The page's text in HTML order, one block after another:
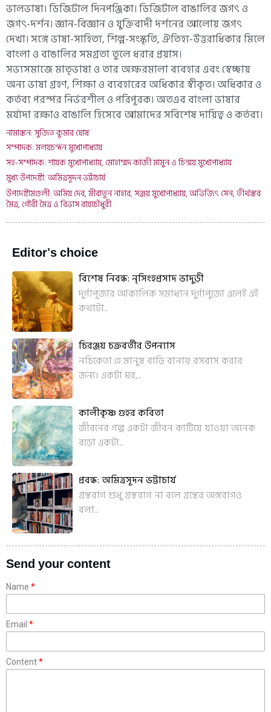
ভালভাষা। ডিজিটাল দিনপঞ্জিকা। ডিজিটাল বাঙালির জগৎ ও
জগৎ-দর্শন। জ্ঞান-বিজ্ঞান ও যুক্তিবাদী দর্শনের আলোয় জগৎ
দেখা। সঙ্গে ভাষা-সাহিত্য, শিল্প-সংস্কৃতি, ঐতিহ্য-উত্তরাধিকার মিলে
বাংলা ও বাঙালির সমগ্রতা তুলে ধরার প্রয়াস।
সভ্যসমাজে মাতৃভাষা ও তার অক্ষরমালা ব্যবহার এবং স্বেচ্ছায়
অন্য ভাষা গ্রহণ, শিক্ষা ও ব্যবহারের অধিকার স্বীকৃত। অধিকার ও
কর্তব্য পরস্পর নির্ভরশীল ও পরিপূরক। অতএব বাংলা ভাষার
মর্যাদা রক্ষাও বাঙালি হিসেবে আমাদের সবিশেষ দায়িত্ব ও কর্তব্য।
নামাঙ্কন: সুজিত কুমার ঘোষ
সম্পাদক: মলয়চন্দন মুখোপাধ্যায়
সহ-সম্পাদক: শায়ক মুখোপাধ্যায়, মোহাম্মদ কাজী মামুন ও চিন্ময় মুখোপাধ্যায়
মুখ্য উপদেষ্টা: অমিত্রসূদন ভট্টাচার্য
উপদেষ্টামণ্ডলী: অমিয় দেব, মীরাতুন নাহার, সঞ্জয় মুখোপাধ্যায়, অভিজিৎ সেন, তীর্থঙ্কর
মৈত্র, গৌরী মৈত্র ও বিভাস রায়চৌধুরী
Editor's choice
বিশেষ নিবন্ধ: নৃসিংহপ্রসাদ ভাদুড়ী
দুর্গাপূজার আকালিক সমাধান দুর্গাপুজো এলেই এই
কথাটা...
চিরঞ্জয় চক্রবর্তীর উপন্যাস
নচিকেতা হে মানুষ বাড়ি বানায় বসবাস করার
জন্য। একটা ঘর,...
কালীকৃষ্ণ গুহর কবিতা
জীবনের গল্প একটা জীবন কাটিয়ে যাওয়া অনেক
বড়ো একটা...
প্রবন্ধ: অমিত্রসূদন ভট্টাচার্য
গ্রন্থরাগ শুধু গ্রন্থরাগ না বলে গ্রন্থের অঙ্গরাগও
বলা...
Send your content
Name
Email
Content